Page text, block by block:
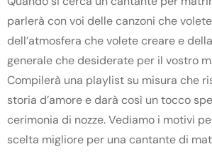
parlerà con voi delle canzoni che
dell’atmosfera che volete creare e
generale che desiderate per il vostro
Compilerà una playlist su misura che
storia d’amore e darà così un tocco
cerimonia di nozze. Vediamo i motivi
scelta migliore per una cantante di